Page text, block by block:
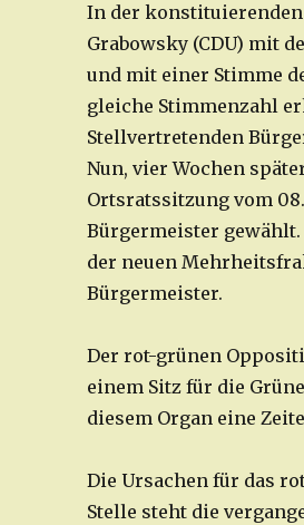
In der konstituierenden
Grabowsky (CDU) mit
und mit einer Stimme
gleiche Stimmenzahl
Stellvertretenden
Nun, vier Wochen
Ortsratssitzung vom
Bürgermeister
der neuen
Bürgermeister.
Der rot-grünen
einem Sitz für die
diesem Organ eine
Die Ursachen für das
Stelle steht die